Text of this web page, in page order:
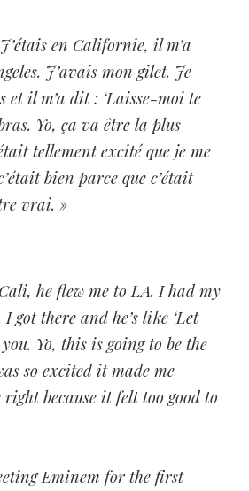
en Californie, il m’a
J’avais mon gilet. Je
il m’a dit : ‘Laisse-moi te
Yo, ça va être la plus
tellement excité que je me
bien parce que c’était
vrai. »
he flew me to LA. I had my
I got there and he’s like ‘Let
Yo, this is going to be the
so excited it made me
because it felt too good to
Eminem for the first